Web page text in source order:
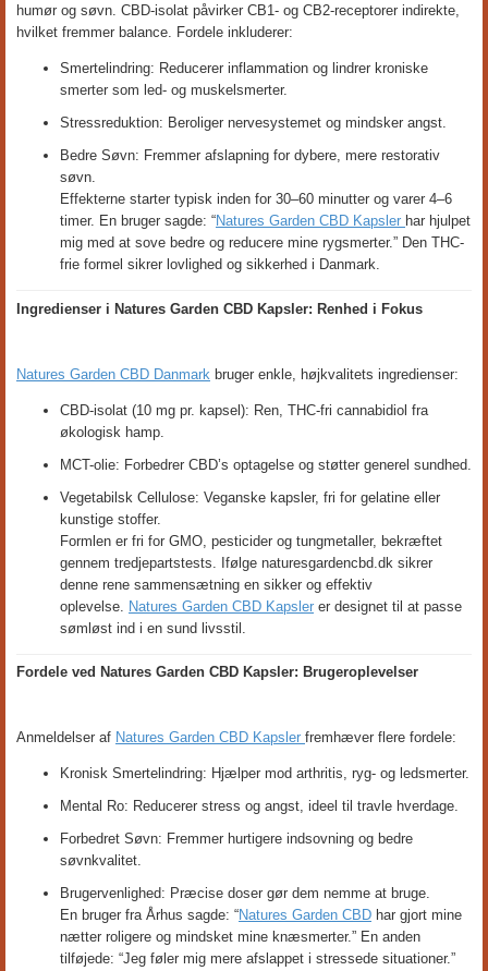
humør og søvn. CBD-isolat påvirker CB1- og CB2-receptorer indirekte,
hvilket fremmer balance. Fordele inkluderer:
Smertelindring: Reducerer inflammation og lindrer kroniske
smerter som led- og muskelsmerter.
Stressreduktion: Beroliger nervesystemet og mindsker angst.
Bedre Søvn: Fremmer afslapning for dybere, mere restorativ
søvn.
Effekterne starter typisk inden for 30–60 minutter og varer 4–6
timer. En bruger sagde: “Natures Garden CBD Kapsler har hjulpet
mig med at sove bedre og reducere mine rygsmerter.” Den THC-
frie formel sikrer lovlighed og sikkerhed i Danmark.
Ingredienser i Natures Garden CBD Kapsler: Renhed i Fokus
Natures Garden CBD Danmark bruger enkle, højkvalitets ingredienser:
CBD-isolat (10 mg pr. kapsel): Ren, THC-fri cannabidiol fra
økologisk hamp.
MCT-olie: Forbedrer CBD’s optagelse og støtter generel sundhed.
Vegetabilsk Cellulose: Veganske kapsler, fri for gelatine eller
kunstige stoffer.
Formlen er fri for GMO, pesticider og tungmetaller, bekræftet
gennem tredjepartstests. Ifølge naturesgardencbd.dk sikrer
denne rene sammensætning en sikker og effektiv
oplevelse.
Natures Garden CBD Kapsler er designet til at passe
sømløst ind i en sund livsstil.
Fordele ved Natures Garden CBD Kapsler: Brugeroplevelser
Anmeldelser af Natures Garden CBD Kapsler fremhæver flere fordele:
Kronisk Smertelindring: Hjælper mod arthritis, ryg- og ledsmerter.
Mental Ro: Reducerer stress og angst, ideel til travle hverdage.
Forbedret Søvn: Fremmer hurtigere indsovning og bedre
søvnkvalitet.
Brugervenlighed: Præcise doser gør dem nemme at bruge.
En bruger fra Århus sagde: “Natures Garden CBD har gjort mine
nætter roligere og mindsket mine knæsmerter.” En anden
tilføjede: “Jeg føler mig mere afslappet i stressede situationer.”